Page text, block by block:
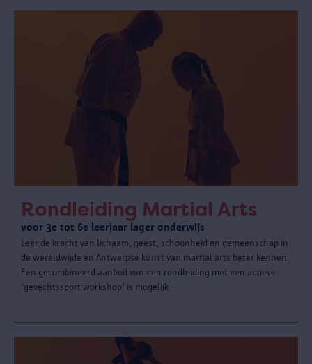
Rondleiding Martial Arts
voor 3e tot 6e leerjaar lager onderwijs
Leer de kracht van lichaam, geest, schoonheid en gemeenschap in
de wereldwijde en Antwerpse kunst van martial arts beter kennen.
Een gecombineerd aanbod van een rondleiding met een actieve
'gevechtssport-workshop' is mogelijk.